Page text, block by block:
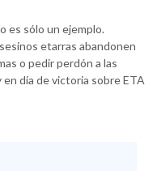
es sólo un ejemplo.
etarras abandonen
o pedir perdón a las
día de victoria sobre ETA